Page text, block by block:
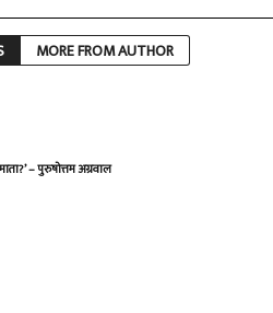
MORE FROM AUTHOR
– पुरुषोत्तम अग्रवाल